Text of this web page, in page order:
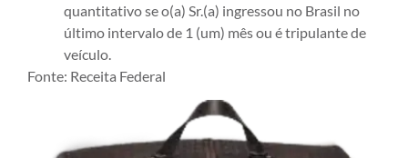
quantitativo se o(a) Sr.(a) ingressou no Brasil no
último intervalo de 1 (um) mês ou é tripulante de
veículo.
Fonte: Receita Federal